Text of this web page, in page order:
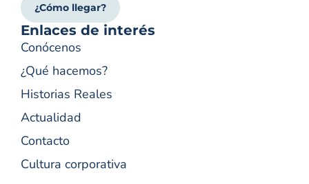
¿Cómo llegar?
Enlaces de interés
Conócenos
¿Qué hacemos?
Historias Reales
Actualidad
Contacto
Cultura corporativa